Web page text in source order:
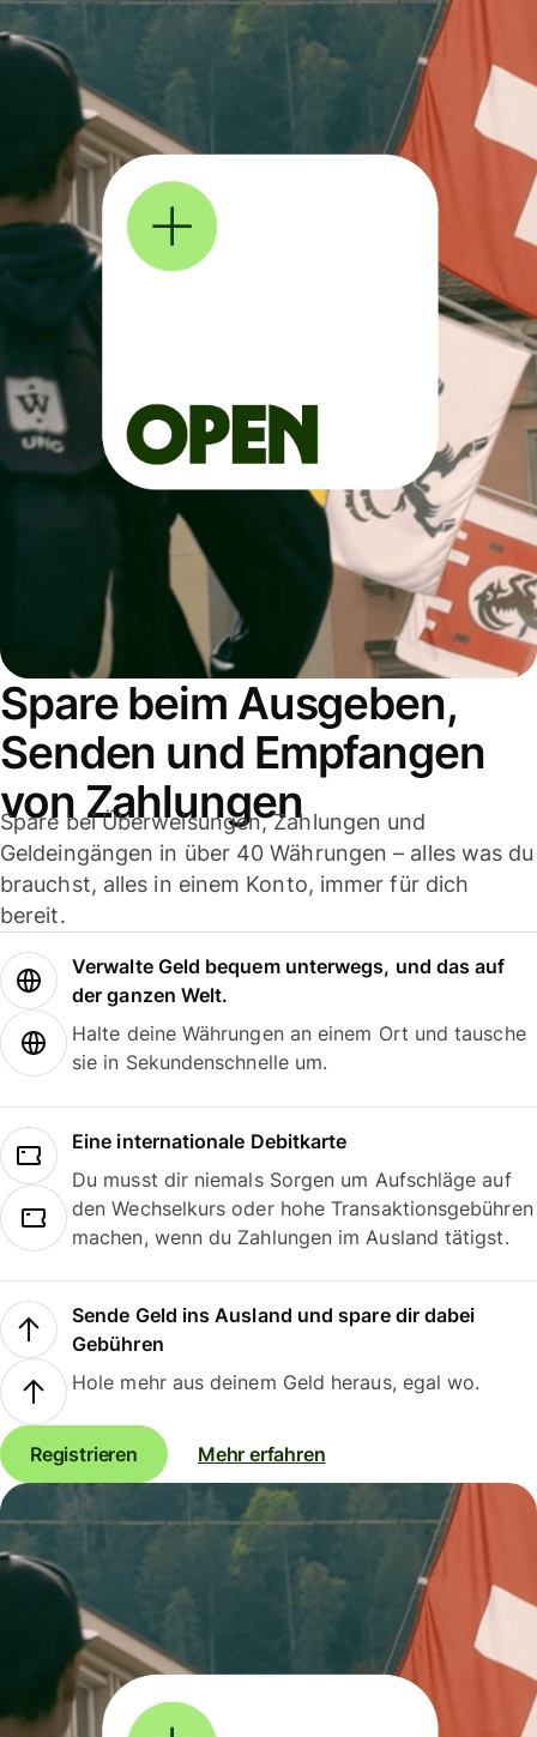
Spare beim Ausgeben,
Senden und Empfangen
von Zahlungen
Spare bei Überweisungen, Zahlungen und
Geldeingängen in über 40 Währungen – alles was du
brauchst, alles in einem Konto, immer für dich
bereit.
Verwalte Geld bequem unterwegs, und das auf
der ganzen Welt.
Halte deine Währungen an einem Ort und tausche
sie in Sekundenschnelle um.
Eine internationale Debitkarte
Du musst dir niemals Sorgen um Aufschläge auf
den Wechselkurs oder hohe Transaktionsgebühren
machen, wenn du Zahlungen im Ausland tätigst.
Sende Geld ins Ausland und spare dir dabei
Gebühren
Hole mehr aus deinem Geld heraus, egal wo.
Registrieren Mehr erfahren